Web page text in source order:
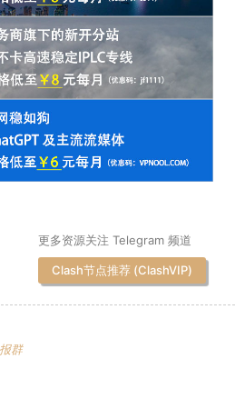
更多资源关注 Telegram 频道
Clash节点推荐 (ClashVIP)
群